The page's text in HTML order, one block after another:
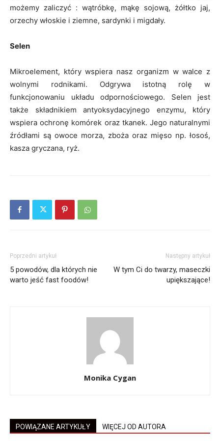
możemy zaliczyć : wątróbkę, mąkę sojową, żółtko jaj,
orzechy włoskie i ziemne, sardynki i migdały.
Selen
Mikroelement, który wspiera nasz organizm w walce z
wolnymi rodnikami. Odgrywa istotną rolę w
funkcjonowaniu układu odpornościowego. Selen jest
także składnikiem antyoksydacyjnego enzymu, który
wspiera ochronę komórek oraz tkanek. Jego naturalnymi
źródłami są owoce morza, zboża oraz mięso np. łosoś,
kasza gryczana, ryż.
Poprzedni artykuł
5 powodów, dla których nie
warto jeść fast foodów!
Następny artykuł
W tym Ci do twarzy, maseczki
upiększające!
Monika Cygan
POWIĄZANE ARTYKUŁY WIĘCEJ OD AUTORA